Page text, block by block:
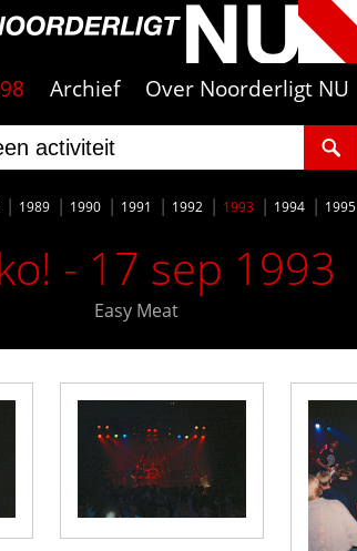
Archief Over Noorderligt NU
1989 1990 1991 1992 1993 1994 1995
- 17 sep 1993
Easy Meat